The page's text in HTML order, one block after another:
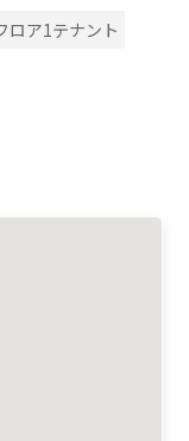
ロア1テナント